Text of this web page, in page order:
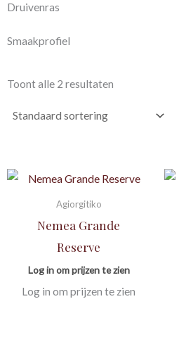
Druivenras
Smaakprofiel
Toont alle 2 resultaten
Agiorgitiko
Nemea Grande
Reserve
Log in om prijzen te zien
Log in om prijzen te zien